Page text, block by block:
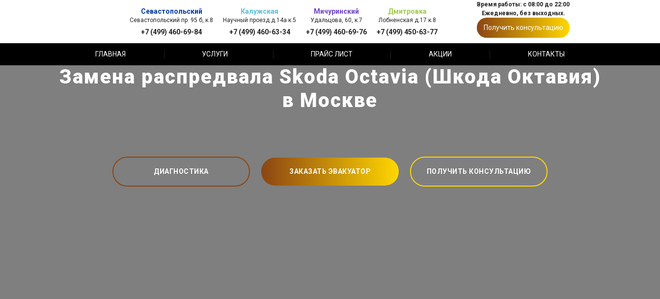
Севастопольский
Севастопольский пр. 95 б, к.8
+7 (499) 460-69-84
Калужская
Научный проезд д.14а к.5
+7 (499) 460-63-34
Мичуринский
Удальцова, 60, к.7
+7 (499) 460-69-76
Дмитровка
Лобненская д.17 к.8
+7 (499) 450-63-77
Время работы: с 08:00 до 22:00
Ежедневно, без выходных.
Получить консультацию
ГЛАВНАЯ УСЛУГИ ПРАЙС ЛИСТ АКЦИИ КОНТАКТЫ
Замена распредвала Skoda Octavia (Шкода Октавия)
в Москве
ДИАГНОСТИКА ЗАКАЗАТЬ ЭВАКУАТОР ПОЛУЧИТЬ КОНСУЛЬТАЦИЮ